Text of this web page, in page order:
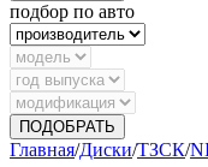
подбор по авто
ПОДОБРАТЬ
Главная/Диски/ТЗСК/